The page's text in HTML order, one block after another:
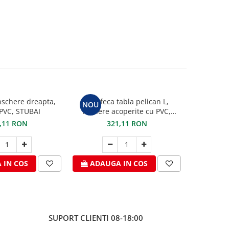
dreapta,
STUBAI
RON
IN COS
NOU
Foarfeca tabla pelican L,
manere acoperite cu PVC,
STUBAI
321,11 RON
ADAUGA IN COS
SUPORT CLIENTI 08-18:00